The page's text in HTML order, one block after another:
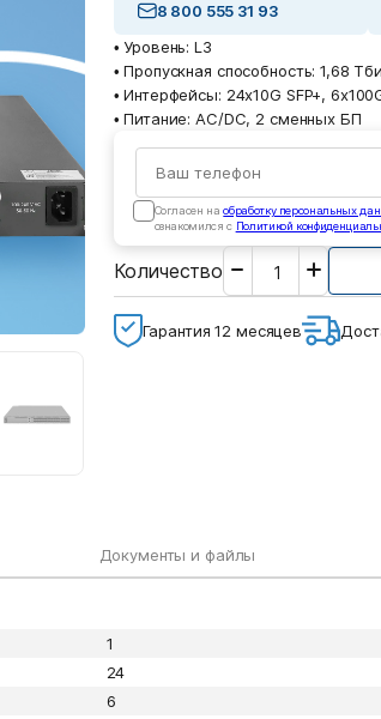
8 800 555 31 93
• Уровень: L3
• Пропускная способность: 1,68
• Интерфейсы: 24x10G SFP+,
• Питание: AC/DC, 2 сменных БП
Cогласен наобработку персональных
ознакомился с Политикой
Количество
Введите
необходимое
количество
Гарантия 12 месяцев
Документы и файлы
1
24
6